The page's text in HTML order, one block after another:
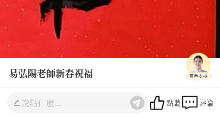
易弘陽老師新春祝福
丙午馭火 🔥，離明普照 ☀️ 天行剛健 💪，君子自強 🌿
易弘陽 願君新年 🧧： 陰陽合德而福生 🌓✨，與時偕行
點讚 評論